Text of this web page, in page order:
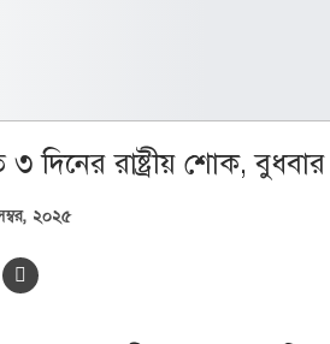
দিনের রাষ্ট্রীয় শোক,
২০২৫